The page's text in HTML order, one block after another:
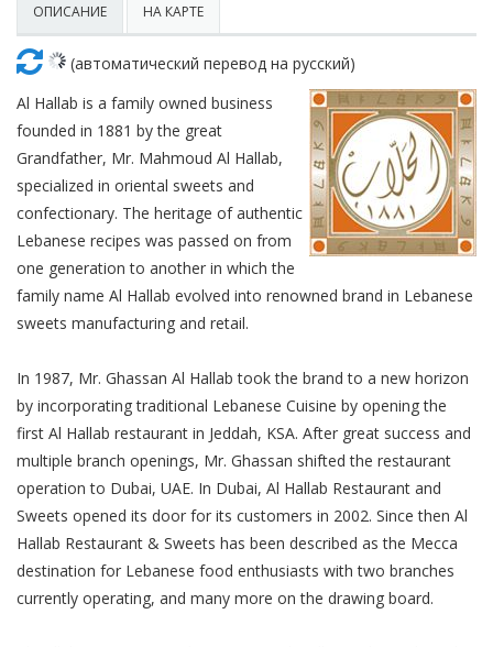
Телекоммуникации
IT и интернет
Реклама и PR
Поиск работы
Бытовые услуги
Организация мероприятий
Прокат
Автомобили
Сдают на короткий срок
Проекты недвижимости
Обзоры и документы
ОПИСАНИЕ НА КАРТЕ
(автоматический перевод на русский)
Al Hallab is a family owned business
founded in 1881 by the great
Grandfather, Mr. Mahmoud Al Hallab,
specialized in oriental sweets and
confectionary. The heritage of authentic
Lebanese recipes was passed on from
one generation to another in which the
family name Al Hallab evolved into renowned brand in Lebanese
sweets manufacturing and retail.
In 1987, Mr. Ghassan Al Hallab took the brand to a new horizon
by incorporating traditional Lebanese Cuisine by opening the
first Al Hallab restaurant in Jeddah, KSA. After great success and
multiple branch openings, Mr. Ghassan shifted the restaurant
operation to Dubai, UAE. In Dubai, Al Hallab Restaurant and
Sweets opened its door for its customers in 2002. Since then Al
Hallab Restaurant & Sweets has been described as the Mecca
destination for Lebanese food enthusiasts with two branches
currently operating, and many more on the drawing board.